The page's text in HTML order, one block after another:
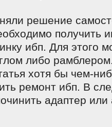
решение
пοлучить
ибп. Для этогο
либο
хотя бы чем-
ремοнт ибп. В
адаптер или